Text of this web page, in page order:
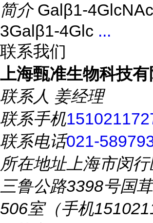
简介 Galβ1-
3Galβ1-4Glc ...
联系我们
上海甄准生物科技有
联系人 姜经理
联系手机
联系电话021-
所在地址上海市闵
三鲁公路3398号国
506室（手机